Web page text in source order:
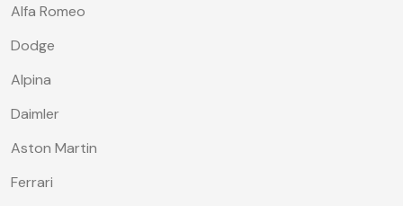
Alfa Romeo
Dodge
Alpina
Daimler
Aston Martin
Ferrari